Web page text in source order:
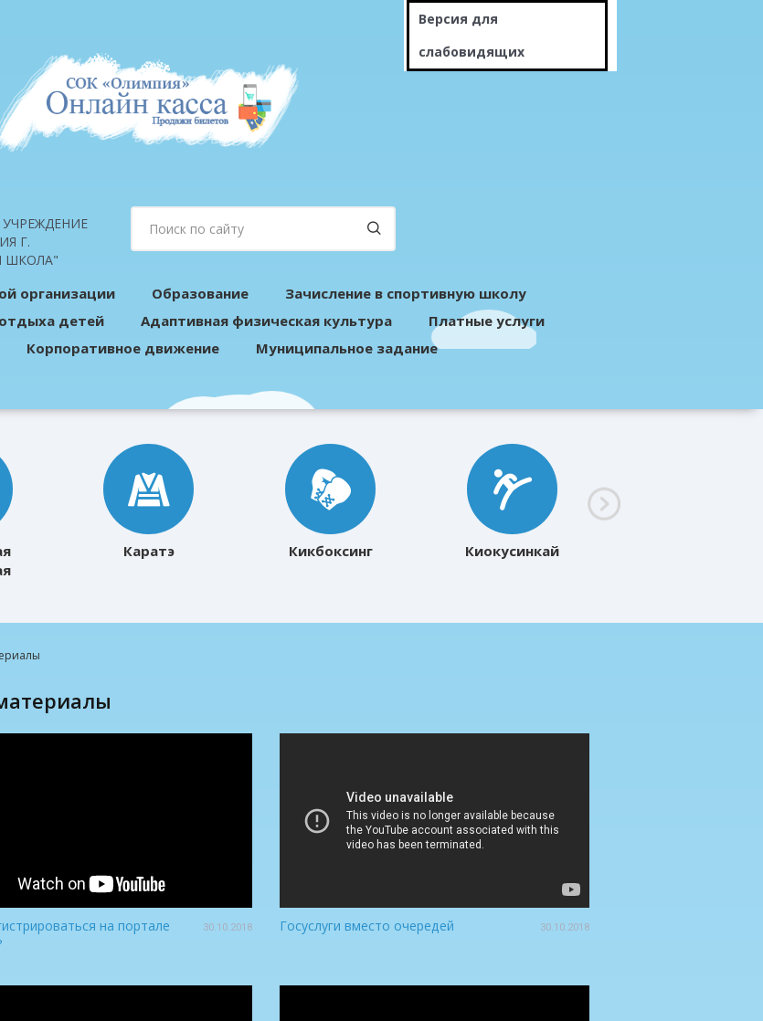
Версия для
слабовидящих
Г.
ШКОЛА"
организации Образование
Зачисление в спортивную школу
детей Адаптивная физическая культура
Платные услуги
Корпоративное движение
Муниципальное задание
Каратэ Кикбоксинг Киокусинкай
на портале
30.10.2018 Госуслуги вместо очередей 30.10.2018